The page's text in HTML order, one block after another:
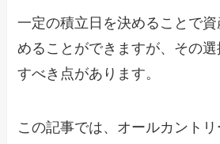
一定の積立日を決めることで
めることができますが、その
すべき点があります。
この記事では、オールカント